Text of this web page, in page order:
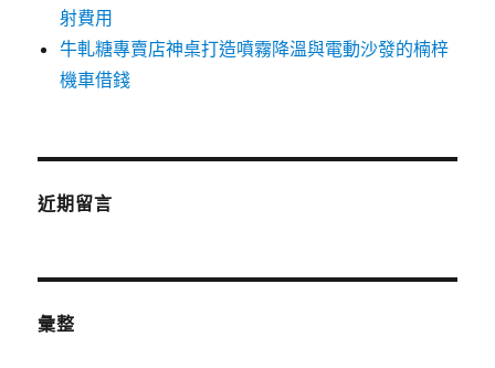
射費用
牛軋糖專賣店神桌打造噴霧降溫與電動沙發的楠梓
機車借錢
近期留言
彙整